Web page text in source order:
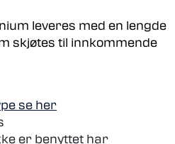
leveres med en lengde
skjøtes til innkommende
se her
er benyttet har